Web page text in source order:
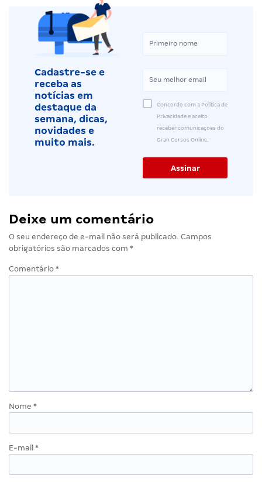
Cadastre-se e
receba as
notícias em
destaque da
semana, dicas,
novidades e
muito mais.
Concordo com a Política de
Privacidade e aceito
receber comunicações do
Gran Cursos Online.
Deixe um comentário
O seu endereço de e-mail não será publicado. Campos
obrigatórios são marcados com *
Comentário *
Nome *
E-mail *